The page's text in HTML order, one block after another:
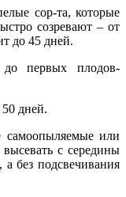
сор-та, которые
созревают – от
до 45 дней.
первых плодов-
дней.
самоопыляемые или
с середины
а без подсвечивания